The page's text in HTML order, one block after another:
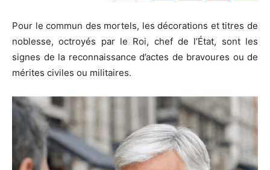
Pour le commun des mortels, les décorations et titres de
noblesse, octroyés par le Roi, chef de l’État, sont les
signes de la reconnaissance d’actes de bravoures ou de
mérites civiles ou militaires.